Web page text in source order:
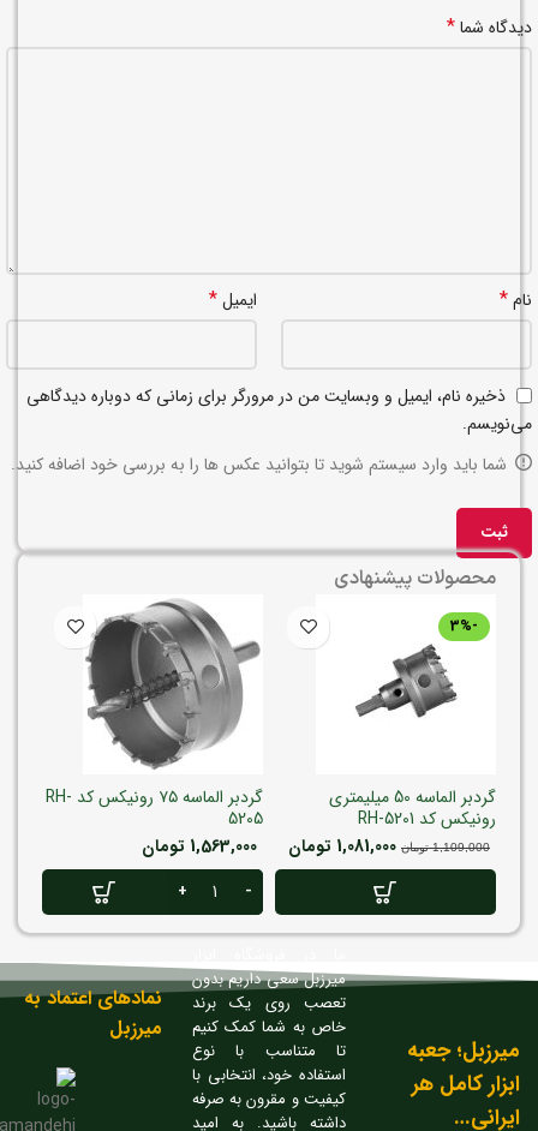
دیدگاه شما*
نام* ایمیل*
ذخیره نام، ایمیل و وبسایت من در مرورگر برای زمانی که دوباره دیدگاهی
می‌نویسم.
شما باید وارد سیستم شوید تا بتوانید عکس ها را به بررسی خود اضافه کنید.
محصولات پیشنهادی
-3%
گردبر الماسه 50 میلیمتری
رونیکس کد RH-5201
1,109,000 تومان 1,081,000 تومان
گردبر الماسه ۷۵ رونیکس کد RH-
5205
1,563,000 تومان
میرزبل؛ جعبه
ابزار کامل هر
ایرانی…
میرزبل سعی داریم بدون
تعصب روی یک برند
خاص به شما کمک کنیم
تا متناسب با نوع
استفاده خود، انتخابی با
کیفیت و مقرون به صرفه
داشته باشید. به امید
نمادهای اعتماد به
میرزبل